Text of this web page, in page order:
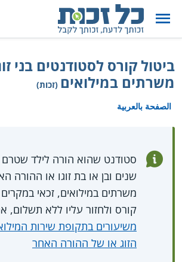
ביטול קורס לסטודנטים בני
משרתים במילואים (זכות)
الصفحة بالعربية
שנים ובן או בת זוגו או ההורה
משרתים במילואים, זכאי
קורס ולחזור עליו ללא תשלום,
משיעורים בתקופת שירות
הזוג או של ההורה האחר